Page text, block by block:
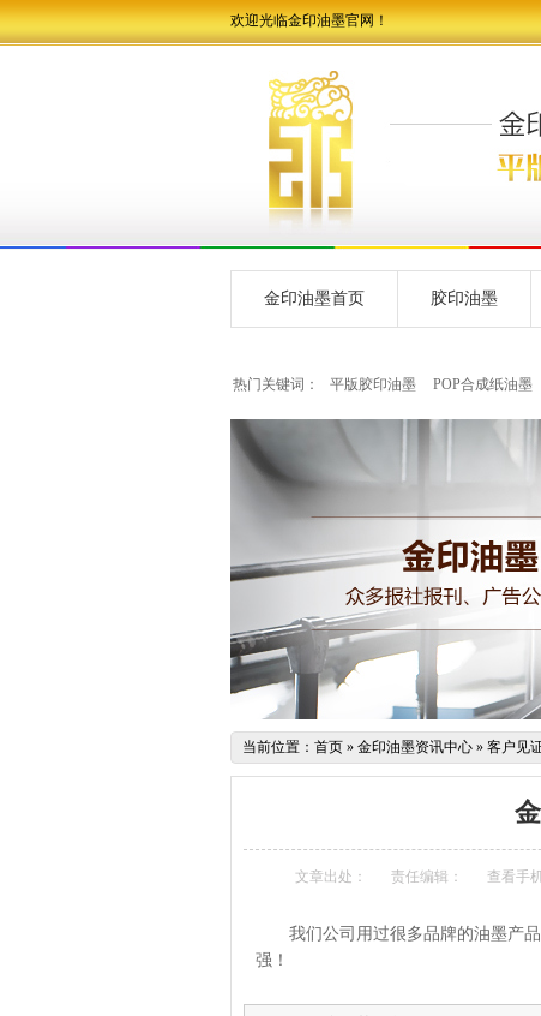
欢迎光临金印油墨官网！
金印油墨首页 胶印油墨
热门关键词： 平版胶印油墨 POP合成纸油墨
当前位置： 首页 » 金印油墨资讯中心 » 客户见
文章出处： 责任编辑： 查看手
我们公司用过很多品牌的油墨产
强！